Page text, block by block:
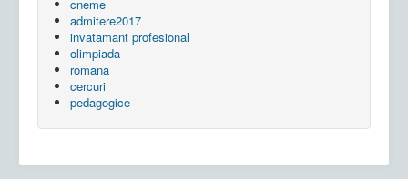
cneme
admitere2017
invatamant profesional
olimpiada
romana
cercuri
pedagogice